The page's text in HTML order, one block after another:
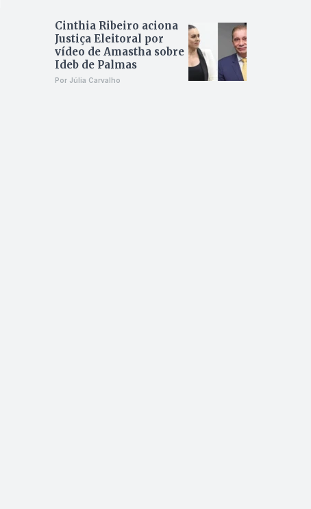
Cinthia Ribeiro aciona
Justiça Eleitoral por
vídeo de Amastha sobre
Ideb de Palmas
Por Júlia Carvalho